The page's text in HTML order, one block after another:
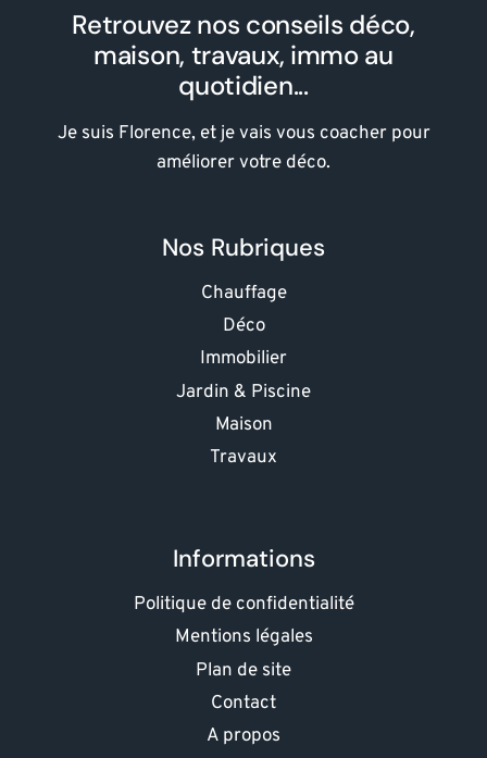
Retrouvez nos conseils déco,
maison, travaux, immo au
quotidien...
Je suis Florence, et je vais vous coacher pour
améliorer votre déco.
Nos Rubriques
Chauffage
Déco
Immobilier
Jardin & Piscine
Maison
Travaux
Informations
Politique de confidentialité
Mentions légales
Plan de site
Contact
A propos